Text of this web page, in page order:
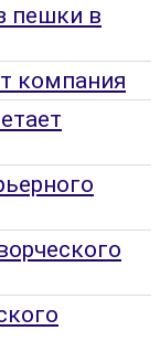
пешки в
компания